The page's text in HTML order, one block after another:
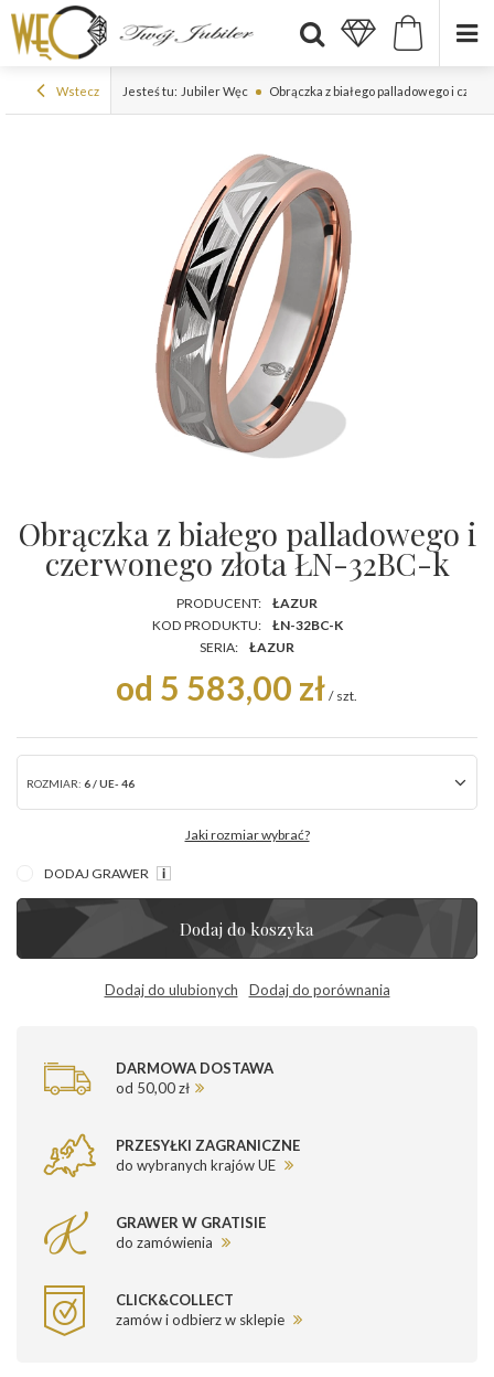
Wstecz Jesteś tu: Jubiler Węc Obrączka z białego palladowego i
Obrączka z białego palladowego i
czerwonego złota ŁN-32BC-k
PRODUCENT:
ŁAZUR
KOD PRODUKTU:
ŁN-32BC-K
SERIA:
ŁAZUR
od 5 583,00 zł / szt.
ROZMIAR: 6 / UE- 46
Jaki rozmiar wybrać?
DODAJ GRAWER
Dodaj do koszyka
Dodaj do ulubionych Dodaj do porównania
DARMOWA DOSTAWA
od 50,00 zł
PRZESYŁKI ZAGRANICZNE
do wybranych krajów UE
GRAWER W GRATISIE
do zamówienia
CLICK&COLLECT
zamów i odbierz w sklepie